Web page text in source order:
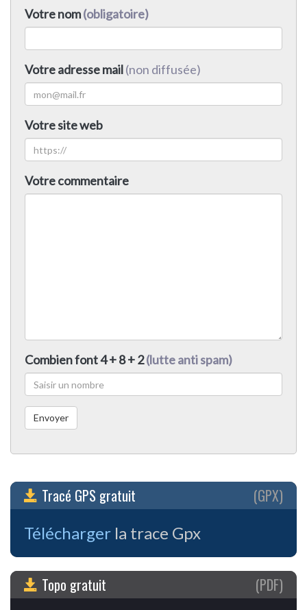
Votre nom(obligatoire)
Votre adresse mail(non diffusée)
Votre site web
Votre commentaire
Combien font 4 + 8 + 2(lutte anti spam)
Tracé GPS gratuit (GPX)
Télécharger la trace Gpx
Topo gratuit (PDF)